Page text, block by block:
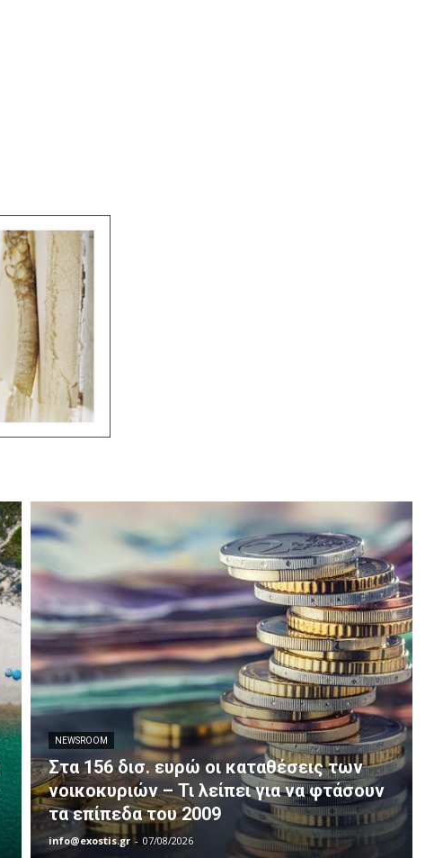
NEWSROOM
Στα 156 δισ. ευρώ οι καταθέσεις των
νοικοκυριών – Τι λείπει για να φτάσουν
τα επίπεδα του 2009
info@exostis.gr - 07/08/2026